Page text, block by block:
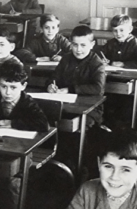
Exporter les lignes
Exporter toutes les
Exporter uniquement les
Menu
?>
Images de la page d'accueil
Cliquez pour éditer